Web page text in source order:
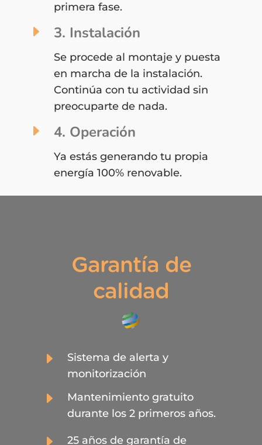
primera fase.
E 3. Instalación
Se procede al montaje y puesta
en marcha de la instalación.
Continúa con tu actividad sin
preocuparte de nada.
E 4. Operación
Ya estás generando tu propia
energía 100% renovable.
Garantía de
calidad
E
Sistema de alerta y
monitorización
E
Mantenimiento gratuito
durante los 2 primeros años.
25 años de garantía de